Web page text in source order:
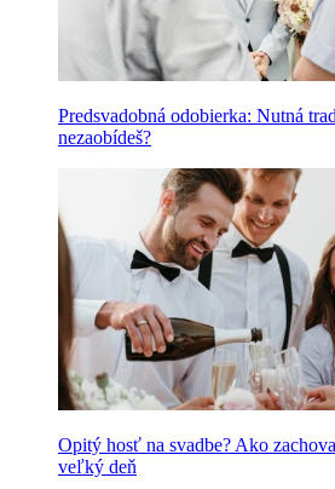
Predsvadobná odobierka: Nutná
nezaobídeš?
Opitý hosť na svadbe? Ako
veľký deň